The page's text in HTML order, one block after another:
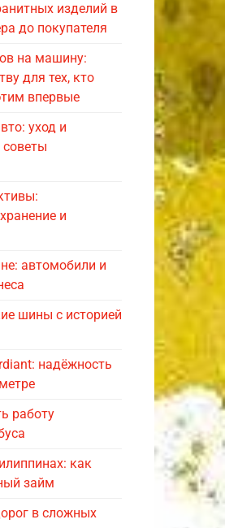
изделий в
до покупателя
на машину:
для тех, кто
впервые
уход и
и
автомобили и
шины с историей
надёжность
работу
как
займ
в сложных